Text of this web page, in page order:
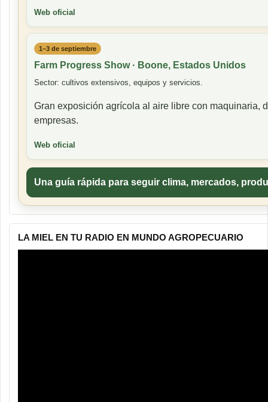
Web oficial
1–3 de septiembre
Farm Progress Show · Boone, Estados Unidos
Sector: cultivos extensivos, equipos y servicios.
Gran exposición agrícola al aire libre con maquinaria,
empresas.
Web oficial
Una guía rápida para seguir clima, mercados,
LA MIEL EN TU RADIO EN MUNDO AGROPECUARIO